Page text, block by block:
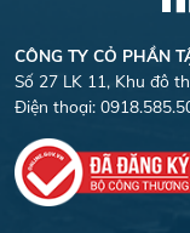
CÔNG TY CỎ PHẦN
Số 27 LK 11, Khu đô
Điện thoại: